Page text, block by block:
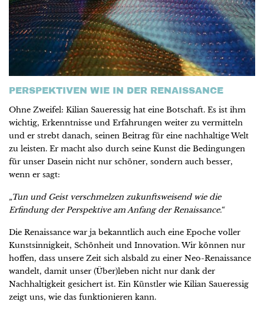
PERSPEKTIVEN WIE IN DER RENAISSANCE
Ohne Zweifel: Kilian Saueressig hat eine Botschaft. Es ist ihm
wichtig, Erkenntnisse und Erfahrungen weiter zu vermitteln
und er strebt danach, seinen Beitrag für eine nachhaltige Welt
zu leisten. Er macht also durch seine Kunst die Bedingungen
für unser Dasein nicht nur schöner, sondern auch besser,
wenn er sagt:
„Tun und Geist verschmelzen zukunftsweisend wie die
Erfindung der Perspektive am Anfang der Renaissance.“
Die Renaissance war ja bekanntlich auch eine Epoche voller
Kunstsinnigkeit, Schönheit und Innovation. Wir können nur
hoffen, dass unsere Zeit sich alsbald zu einer Neo-Renaissance
wandelt, damit unser (Über)leben nicht nur dank der
Nachhaltigkeit gesichert ist. Ein Künstler wie Kilian Saueressig
zeigt uns, wie das funktionieren kann.